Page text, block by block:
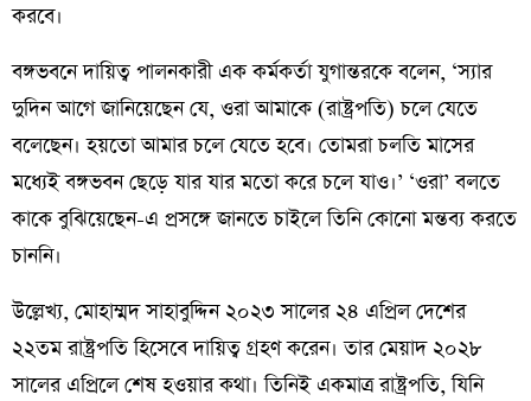
করবে।
বঙ্গভবনে দায়িত্ব পালনকারী এক কর্মকর্তা যুগান্তরকে বলেন, ‘স্যার
দুদিন আগে জানিয়েছেন যে, ওরা আমাকে (রাষ্ট্রপতি) চলে যেতে
বলেছেন। হয়তো আমার চলে যেতে হবে। তোমরা চলতি মাসের
মধ্যেই বঙ্গভবন ছেড়ে যার যার মতো করে চলে যাও।’ ‘ওরা’ বলতে
কাকে বুঝিয়েছেন-এ প্রসঙ্গে জানতে চাইলে তিনি কোনো মন্তব্য করতে
চাননি।
উল্লেখ্য, মোহাম্মদ সাহাবুদ্দিন ২০২৩ সালের ২৪ এপ্রিল দেশের
২২তম রাষ্ট্রপতি হিসেবে দায়িত্ব গ্রহণ করেন। তার মেয়াদ ২০২৮
সালের এপ্রিলে শেষ হওয়ার কথা। তিনিই একমাত্র রাষ্ট্রপতি, যিনি